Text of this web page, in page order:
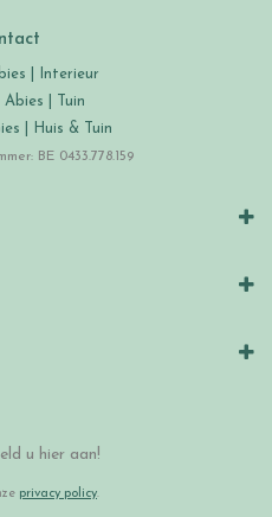
| Interieur
Abies | Tuin
| Huis & Tuin
BE 0433.778.159
u hier aan!
privacy policy.